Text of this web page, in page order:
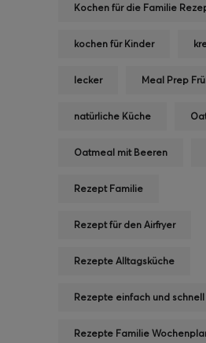
Kochen für die Familie
kochen für Kinder
lecker Meal Prep
natürliche Küche
Oatmeal mit Beeren
Rezept Familie
Rezept für den Airfryer
Rezepte Alltagsküche
Rezepte einfach und schnell
Rezepte Familie